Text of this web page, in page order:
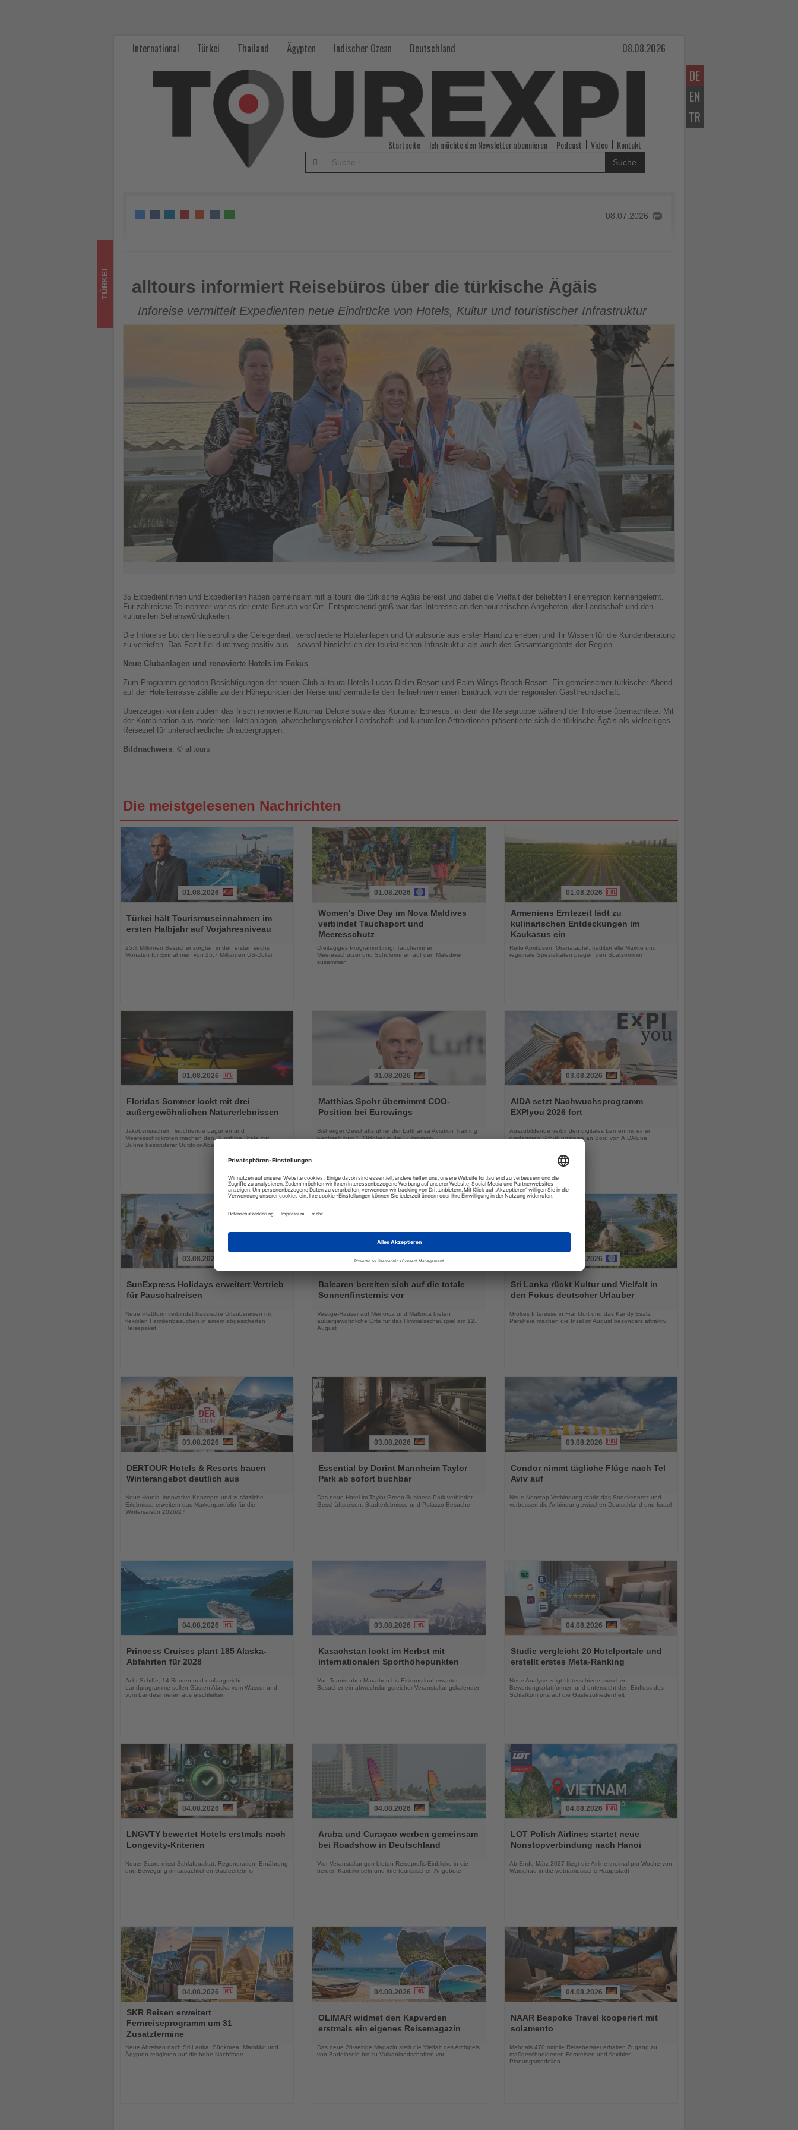
DE
EN
TR
International Türkei Thailand Ägypten Indischer Ozean Deutschland 08.08.2026
Startseite Ich möchte den Newsletter abonnieren Podcast Video Kontakt
Suche
08.07.2026
alltours informiert Reisebüros über die türkische Ägäis
TÜRKEI alltours informiert Reisebüros über die türkische Ägäis
Inforeise vermittelt Expedienten neue Eindrücke von Hotels, Kultur und touristischer Infrastruktur
35 Expedientinnen und Expedienten haben gemeinsam mit alltours die türkische Ägäis bereist und dabei die Vielfalt der beliebten Ferienregion kennengelernt.
Für zahlreiche Teilnehmer war es der erste Besuch vor Ort. Entsprechend groß war das Interesse an den touristischen Angeboten, der Landschaft und den
kulturellen Sehenswürdigkeiten.
Die Inforeise bot den Reiseprofis die Gelegenheit, verschiedene Hotelanlagen und Urlaubsorte aus erster Hand zu erleben und ihr Wissen für die Kundenberatung
zu vertiefen. Das Fazit fiel durchweg positiv aus – sowohl hinsichtlich der touristischen Infrastruktur als auch des Gesamtangebots der Region.
Neue Clubanlagen und renovierte Hotels im Fokus
Zum Programm gehörten Besichtigungen der neuen Club alltoura Hotels Lucas Didim Resort und Palm Wings Beach Resort. Ein gemeinsamer türkischer Abend
auf der Hotelterrasse zählte zu den Höhepunkten der Reise und vermittelte den Teilnehmern einen Eindruck von der regionalen Gastfreundschaft.
Überzeugen konnten zudem das frisch renovierte Korumar Deluxe sowie das Korumar Ephesus, in dem die Reisegruppe während der Inforeise übernachtete. Mit
der Kombination aus modernen Hotelanlagen, abwechslungsreicher Landschaft und kulturellen Attraktionen präsentierte sich die türkische Ägäis als vielseitiges
Reiseziel für unterschiedliche Urlaubergruppen.
Bildnachweis: © alltours
Die meistgelesenen Nachrichten
Sie
die
01.08.2026
Türkei hält Tourismuseinnahmen im
ersten Halbjahr auf Vorjahresniveau
25,8 Millionen Besucher sorgten in den ersten sechs
Monaten für Einnahmen von 25,7 Milliarden US-Dollar
Sie
die
Nachrichten
01.08.2026
Women's Dive Day im Nova Maldives
verbindet Tauchsport und
Meeresschutz
Dreitägiges Programm bringt Taucherinnen,
Meeresschützer und Schülerinnen auf den Malediven
zusammen
Sie
die
Nachrichten
01.08.2026
Armeniens Erntezeit lädt zu
kulinarischen Entdeckungen im
Kaukasus ein
Reife Aprikosen, Granatäpfel, traditionelle Märkte und
regionale Spezialitäten prägen den Spätsommer
Sie
die
Nachrichten
01.08.2026
Floridas Sommer lockt mit drei
außergewöhnlichen Naturerlebnissen
Jakobsmuscheln, leuchtende Lagunen und
Meeresschildkröten machen den Sunshine State zur
Bühne besonderer Outdoor-Abenteuer
Sie
die
01.08.2026
Matthias Spohr übernimmt COO-
Position bei Eurowings
Bisheriger Geschäftsführer der Lufthansa Aviation Training
wechselt zum 1. Oktober in die Eurowings-
Sie
die
Nachrichten
03.08.2026
AIDA setzt Nachwuchsprogramm
EXPIyou 2026 fort
Auszubildende verbinden digitales Lernen mit einer
dreitägigen Schulungsreise an Bord von AIDAluna
Sie
die
03.08.2026
SunExpress Holidays erweitert Vertrieb
für Pauschalreisen
Neue Plattform verbindet klassische Urlaubsreisen mit
flexiblen Familienbesuchen in einem abgesicherten
Reisepaket
Lesen
Sie
die
03.08.2026
Balearen bereiten sich auf die totale
Sonnenfinsternis vor
Vestige-Häuser auf Menorca und Mallorca bieten
außergewöhnliche Orte für das Himmelsschauspiel am 12.
August
Lesen
Sie
die
03.08.2026
Sri Lanka rückt Kultur und Vielfalt in
den Fokus deutscher Urlauber
Großes Interesse in Frankfurt und das Kandy Esala
Perahera machen die Insel im August besonders attraktiv
Sie
die
Nachrichten
03.08.2026
DERTOUR Hotels & Resorts bauen
Winterangebot deutlich aus
Neue Hotels, innovative Konzepte und zusätzliche
Erlebnisse erweitern das Markenportfolio für die
Wintersaison 2026/27
Sie
die
03.08.2026
Essential by Dorint Mannheim Taylor
Park ab sofort buchbar
Das neue Hotel im Taylor Green Business Park verbindet
Geschäftsreisen, Stadterlebnisse und Palazzo-Besuche
Sie
die
03.08.2026
Condor nimmt tägliche Flüge nach Tel
Aviv auf
Neue Nonstop-Verbindung stärkt das Streckennetz und
verbessert die Anbindung zwischen Deutschland und Israel
Sie
die
04.08.2026
Princess Cruises plant 185 Alaska-
Abfahrten für 2028
Acht Schiffe, 14 Routen und umfangreiche
Landprogramme sollen Gästen Alaska vom Wasser und
vom Landesinneren aus erschließen
Sie
die
03.08.2026
Kasachstan lockt im Herbst mit
internationalen Sporthöhepunkten
Von Tennis über Marathon bis Eiskunstlauf erwartet
Besucher ein abwechslungsreicher Veranstaltungskalender
Sie
die
04.08.2026
Studie vergleicht 20 Hotelportale und
erstellt erstes Meta-Ranking
Neue Analyse zeigt Unterschiede zwischen
Bewertungsplattformen und untersucht den Einfluss des
Schlafkomforts auf die Gästezufriedenheit
Sie
die
Nachrichten
04.08.2026
LNGVTY bewertet Hotels erstmals nach
Longevity-Kriterien
Neuer Score misst Schlafqualität, Regeneration, Ernährung
und Bewegung im tatsächlichen Gästeerlebnis
Sie
die
04.08.2026
Aruba und Curaçao werben gemeinsam
bei Roadshow in Deutschland
Vier Veranstaltungen bieten Reiseprofis Einblicke in die
beiden Karibikinseln und ihre touristischen Angebote
Sie
die
Nachrichten
04.08.2026
LOT Polish Airlines startet neue
Nonstopverbindung nach Hanoi
Ab Ende März 2027 fliegt die Airline dreimal pro Woche von
Warschau in die vietnamesische Hauptstadt
Sie
die
Nachrichten
04.08.2026
SKR Reisen erweitert
Fernreiseprogramm um 31
Zusatztermine
Neue Abreisen nach Sri Lanka, Südkorea, Marokko und
Ägypten reagieren auf die hohe Nachfrage
Sie
die
04.08.2026
OLIMAR widmet den Kapverden
erstmals ein eigenes Reisemagazin
Das neue 20-seitige Magazin stellt die Vielfalt des Archipels
von Badeinseln bis zu Vulkanlandschaften vor
Sie
die
04.08.2026
NAAR Bespoke Travel kooperiert mit
solamento
Mehr als 470 mobile Reiseberater erhalten Zugang zu
maßgeschneiderten Fernreisen und flexiblen
Planungsmodellen